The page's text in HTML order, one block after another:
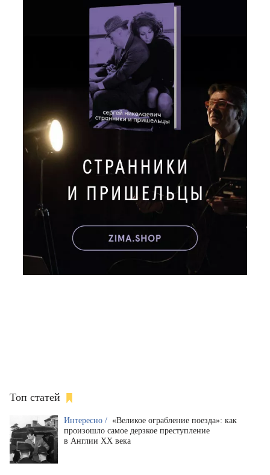
Топ статей
Интересно / «Великое ограбление поезда»: как
произошло самое дерзкое преступление
в Англии XX века